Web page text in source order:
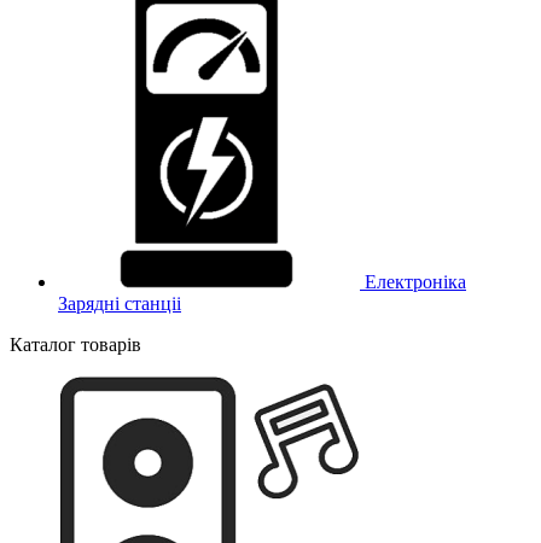
Електроніка
Зарядні станціі
Каталог товарів